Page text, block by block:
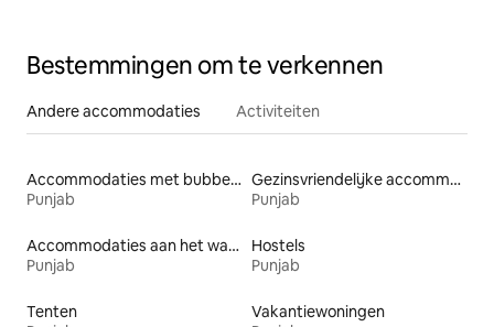
Bestemmingen om te verkennen
Andere accommodaties Activiteiten
Accommodaties met bubbelbad
Punjab
Gezinsvriendelijke accommodaties
Punjab
Accommodaties aan het water
Punjab
Hostels
Punjab
Tenten
Vakantiewoningen